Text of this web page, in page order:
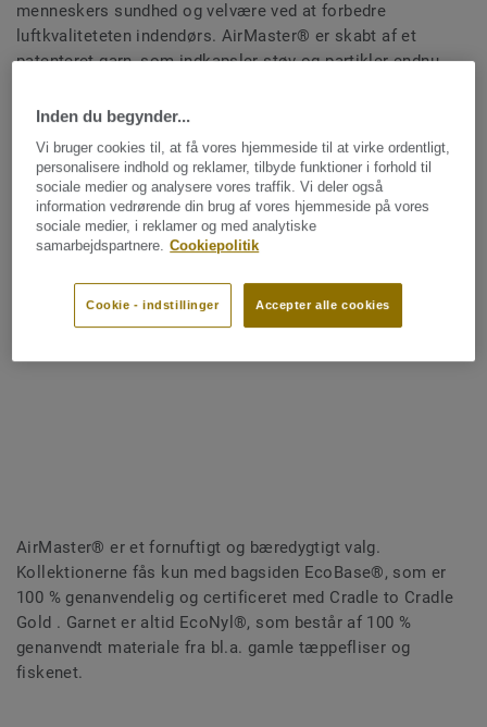
menneskers sundhed og velvære ved at forbedre
luftkvaliteteten indendørs. AirMaster® er skabt af et
patenteret garn, som indkapsler støv og partikler endnu
rum indrettet med AirMaster® er op til fire gange bedre end
i rum med andre tæppeløsninger.
AirMaster® er et fornuftigt og bæredygtigt valg.
Kollektionerne fås kun med bagsiden EcoBase®, som er
100 % genanvendelig og certificeret med Cradle to Cradle
Gold . Garnet er altid EcoNyl®, som består af 100 %
genanvendt materiale fra bl.a. gamle tæppefliser og
fiskenet.
Inden du begynder...
Vi bruger cookies til, at få vores hjemmeside til at virke ordentligt,
personalisere indhold og reklamer, tilbyde funktioner i forhold til
sociale medier og analysere vores traffik. Vi deler også
information vedrørende din brug af vores hjemmeside på vores
sociale medier, i reklamer og med analytiske
samarbejdspartnere. Cookiepolitik
Accepter alle cookies
Cookie - indstillinger